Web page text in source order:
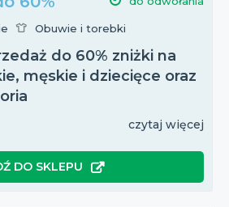
Obuwie i torebki
do 60% zniżki na
męskie i dziecięce oraz
czytaj więcej
DO SKLEPU